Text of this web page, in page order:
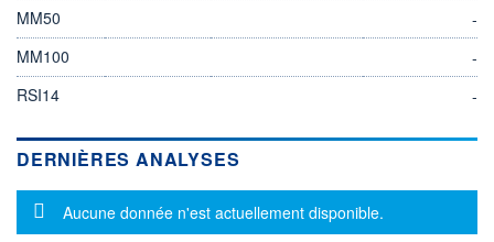
MM50
-
MM100
-
RSI14
-
DERNIÈRES ANALYSES
Message d'information
Aucune donnée n'est actuellement disponible.